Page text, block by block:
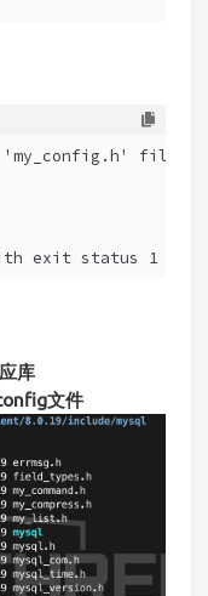
file
exit status 1
库
文件